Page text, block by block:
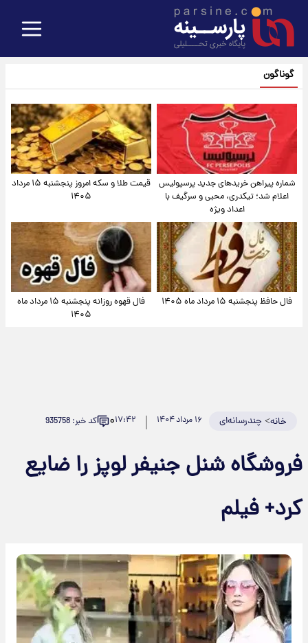
گوناگون
شماره پیراهن خریدهای جدید پرسپولیس
اعلام شد؛ تیکدری، محبی و سرگیف با
اعداد ویژه
قیمت طلا و سکه امروز پنجشنبه ۱۵ مرداد
۱۴۰۵
فال حافظ پنجشنبه ۱۵ مرداد ماه ۱۴۰۵
فال قهوه روزانه پنجشنبه ۱۵ مرداد ماه
۱۴۰۵
خانه> چندرسانه‌ای ۱۶ مرداد ۱۴۰۴ ۱۷:۴۲۰ کد خبر: 935758
فروشگاه شنل جنیفر لوپز را ضایع
کرد+ فیلم